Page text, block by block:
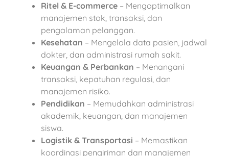
Ritel & E-commerce – Mengoptimalkan
manajemen stok, transaksi, dan
pengalaman pelanggan.
Kesehatan – Mengelola data pasien, jadwal
dokter, dan administrasi rumah sakit.
Keuangan & Perbankan – Menangani
transaksi, kepatuhan regulasi, dan
manajemen risiko.
Pendidikan – Memudahkan administrasi
akademik, keuangan, dan manajemen
siswa.
Logistik & Transportasi – Memastikan
koordinasi pengiriman dan manajemen